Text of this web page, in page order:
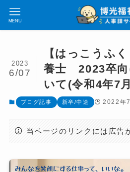
MENU
【はっこうふ
養士 2023卒向
いて(令和4年7
2023
6/07
ブログ記事 新卒/中途 2022年
当ページのリンクには広告